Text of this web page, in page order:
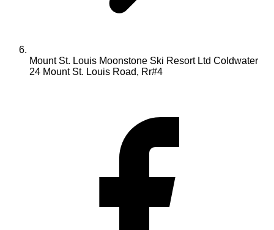
Mount St. Louis Moonstone Ski Resort Ltd Coldwater
24 Mount St. Louis Road, Rr#4